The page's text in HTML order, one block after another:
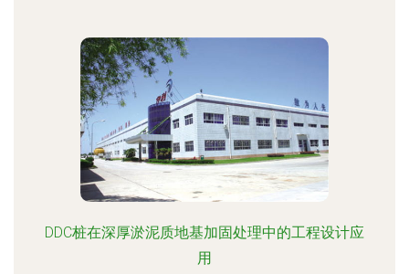
DDC桩在深厚淤泥质地基加固处理中的工程设计应
用